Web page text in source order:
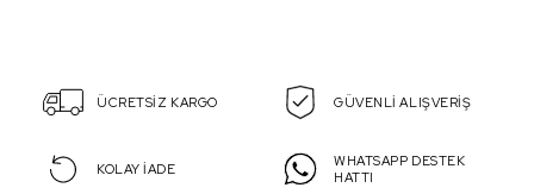
ÜCRETSİZ KARGO GÜVENLİ ALIŞVERİŞ
KOLAY İADE
WHATSAPP DESTEK
HATTI